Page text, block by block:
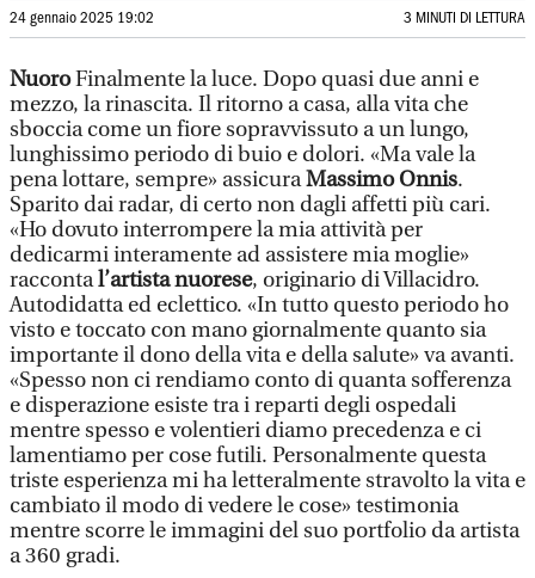
24 gennaio 2025 19:02 3 MINUTI DI LETTURA
NuoroFinalmente la luce. Dopo quasi due anni e
mezzo, la rinascita. Il ritorno a casa, alla vita che
sboccia come un fiore sopravvissuto a un lungo,
lunghissimo periodo di buio e dolori. «Ma vale la
pena lottare, sempre» assicuraMassimo Onnis.
Sparito dai radar, di certo non dagli affetti più cari.
«Ho dovuto interrompere la mia attività per
dedicarmi interamente ad assistere mia moglie»
raccontal’artista nuorese, originario di Villacidro.
Autodidatta ed eclettico. «In tutto questo periodo ho
visto e toccato con mano giornalmente quanto sia
importante il dono della vita e della salute» va avanti.
«Spesso non ci rendiamo conto di quanta sofferenza
e disperazione esiste tra i reparti degli ospedali
mentre spesso e volentieri diamo precedenza e ci
lamentiamo per cose futili. Personalmente questa
triste esperienza mi ha letteralmente stravolto la vita e
cambiato il modo di vedere le cose» testimonia
mentre scorre le immagini del suo portfolio da artista
a 360 gradi.